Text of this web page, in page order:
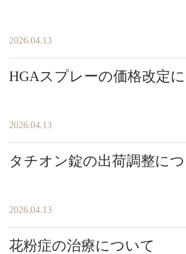
2026.04.13
HGAスプレーの価格改定
2026.04.13
タチオン錠の出荷調整に
2026.04.13
花粉症の治療について